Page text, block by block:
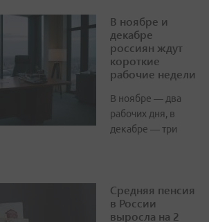
В ноябре и
декабре
россиян ждут
короткие
рабочие недели
В ноябре — два
рабочих дня, в
декабре — три
Средняя пенсия
в России
выросла на 2